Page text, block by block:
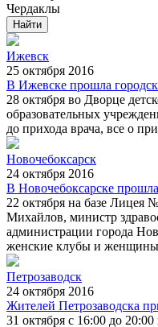
Чердаклы
Ижевск
25 октября 2016
В Ижевске прошла
28 октября во Дворце
образовательных
до прихода врача, все о
Новочебоксарск
24 октября 2016
В Новочебоксарске
22 октября на базе Лицея
Михайлов, министр
администрации города
женские клубы и женщины
Петрозаводск
24 октября 2016
Жителей Петрозаводска
31 октября с 16:00 до